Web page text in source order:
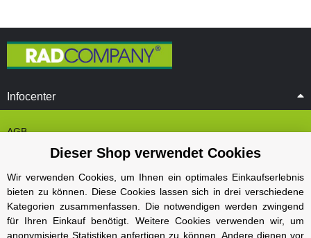
Infocenter
AGB
Cookie Einstelungen
Datenschutz
Impressum
Kontakt und Öffnungszeiten
Dieser Shop verwendet Cookies
Wir verwenden Cookies, um Ihnen ein optimales Einkaufserlebnis
bieten zu können. Diese Cookies lassen sich in drei verschiedene
Kategorien zusammenfassen. Die notwendigen werden zwingend
für Ihren Einkauf benötigt. Weitere Cookies verwenden wir, um
anonymisierte Statistiken anfertigen zu können. Andere dienen vor